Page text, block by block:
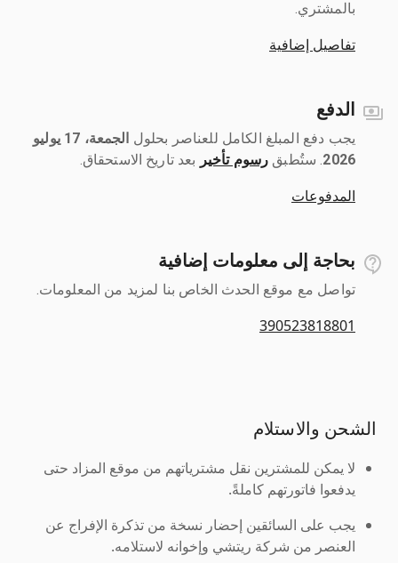
بالمشتري.
تفاصيل إضافية
الدفع
يجب دفع المبلغ الكامل للعناصر بحلول ‎
الجمعة، 17 يوليو
2026
رسوم تأخير بعد تاريخ الاستحقاق.
المدفوعات
بحاجة إلى معلومات إضافية
تواصل مع موقع الحدث الخاص بنا لمزيد من المعلومات.
390523818801
الشحن والاستلام
لا يمكن للمشترين نقل مشترياتهم من موقع المزاد حتى
يدفعوا فاتورتهم كاملةً.
يجب على السائقين إحضار نسخة من تذكرة الإفراج عن
العنصر من شركة ريتشي وإخوانه لاستلامه.